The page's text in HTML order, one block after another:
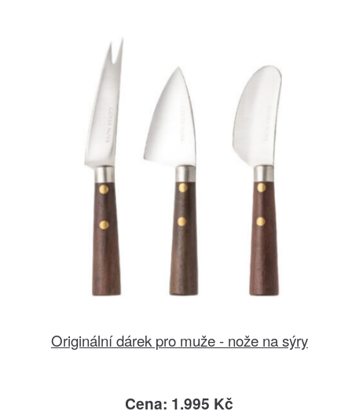
Originální dárek pro muže - nože na sýry
Cena: 1.995 Kč